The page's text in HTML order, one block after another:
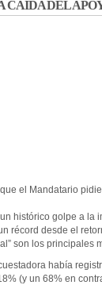
CAÍDA DEL
el Mandatario
histórico golpe a
récord desde el
son los principales
había
(y un 68% en